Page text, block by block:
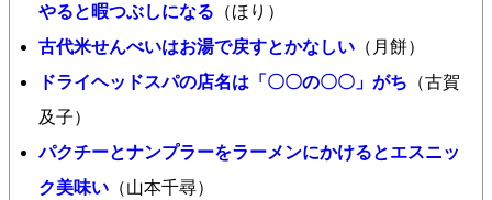
やると暇つぶしになる （ほり）
古代米せんべいはお湯で戻すとかなしい （月餅）
ドライヘッドスパの店名は「〇〇の〇〇」がち （古賀
及子）
パクチーとナンプラーをラーメンにかけるとエスニッ
ク美味い （山本千尋）